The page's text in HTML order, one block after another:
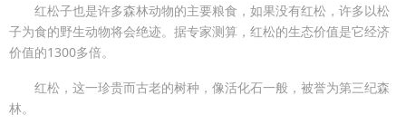
红松子也是许多森林动物的主要粮食，如果没有红松，许多以松
子为食的野生动物将会绝迹。据专家测算，红松的生态价值是它经济
价值的1300多倍。
红松，这一珍贵而古老的树种，像活化石一般，被誉为第三纪森
林。